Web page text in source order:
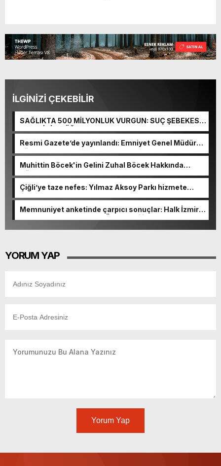
İLGİNİZİ ÇEKEBİLİR
SAĞLIKTA 500 MİLYONLUK VURGUN: SUÇ ŞEBEKESİ
KAÇIŞ İÇİN DÜĞMEYE BASTI!
Resmi Gazete’de yayınlandı: Emniyet Genel Müdürü
görevden alındı!
Muhittin Böcek'in Gelini Zuhal Böcek Hakkında
Gözaltı Kararı!
Çiğli’ye taze nefes: Yılmaz Aksoy Parkı hizmete
Memnuniyet anketinde çarpıcı sonuçlar: Halk İzmirli
başkanlardan memnun, Ömer Eşki ilk sırada
YORUM YAP
Yorum Yap